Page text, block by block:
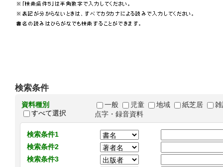
検索条件
資料種別
すべて選択
一般 児童 地域 紙芝居
点字・録音資料
検索条件1
検索条件2
検索条件3